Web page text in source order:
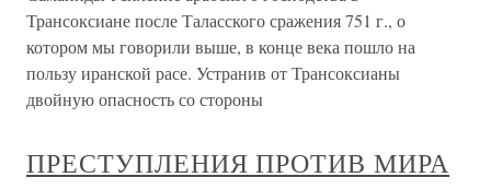
Трансоксиане после Таласского сражения 751 г., о
котором мы говорили выше, в конце века пошло на
пользу иранской расе. Устранив от Трансоксианы
двойную опасность со стороны
ПРЕСТУПЛЕНИЯ ПРОТИВ МИРА